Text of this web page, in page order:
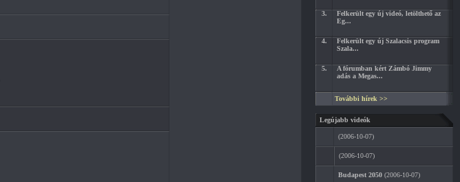
3.
Felkerült egy új videó, letölthető az
Eg...
4.
Felkerült egy új Szalacsis program
Szala...
5.
A fórumban kért Zámbó Jimmy
adás a Megas...
További hírek >>
Legújabb videók
(2006-10-07)
(2006-10-07)
Budapest 2050 (2006-10-07)